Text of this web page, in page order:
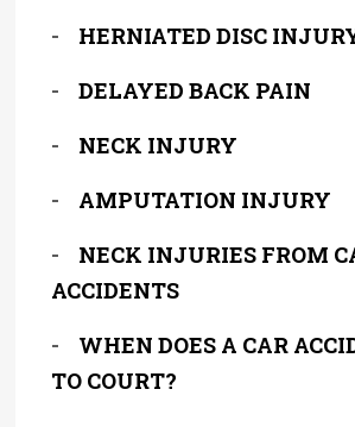
HERNIATED DISC
DELAYED BACK PAIN
NECK INJURY
AMPUTATION INJURY
NECK INJURIES FROM
ACCIDENTS
WHEN DOES A CAR
TO COURT?